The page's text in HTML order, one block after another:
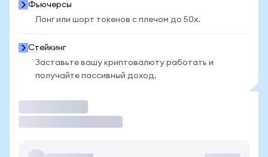
Фьючерсы
Лонг или шорт токенов с плечом до 50x.
Стейкинг
Заставьте вашу криптовалюту работать и
получайте пассивный доход.